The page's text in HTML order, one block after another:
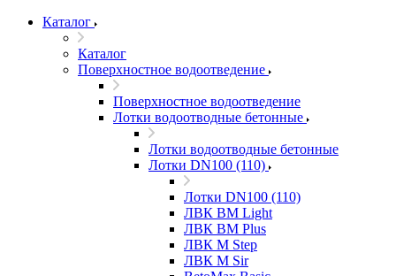
Каталог
Каталог
Поверхностное водоотведение
Поверхностное водоотведение
Лотки водоотводные бетонные
Лотки водоотводные бетонные
Лотки DN100 (110)
Лотки DN100 (110)
ЛВК ВМ Light
ЛВК ВМ Plus
ЛВК М Step
ЛВК М Sir